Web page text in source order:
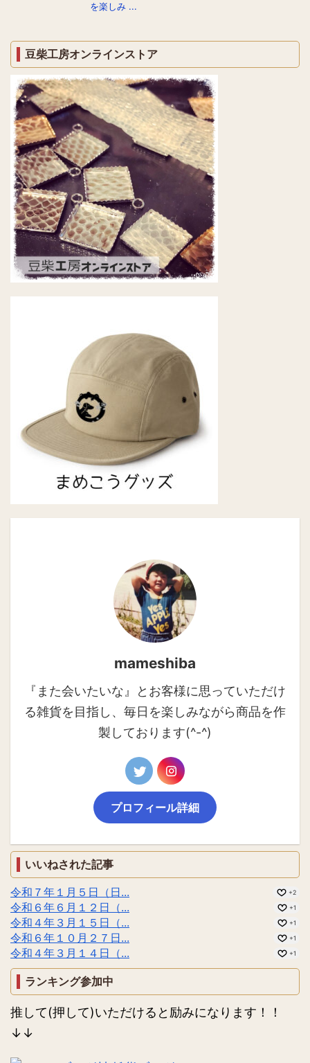
を楽しみ ...
豆柴工房オンラインストア
mameshiba
『また会いたいな』とお客様に思っていただけ
る雑貨を目指し、毎日を楽しみながら商品を作
製しております(^-^)
プロフィール詳細
いいねされた記事
令和７年１月５日（日...
+2
令和６年６月１２日（... +1
令和４年３月１５日（... +1
令和６年１０月２７日... +1
令和４年３月１４日（... +1
ランキング参加中
推して(押して)いただけると励みになります！！
↓↓